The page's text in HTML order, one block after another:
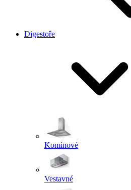
Digestoře
Komínové
Vestavné